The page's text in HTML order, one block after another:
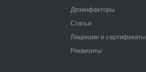
Дезинфекторы
Статьи
Лицензии и сертификаты
Реквизиты